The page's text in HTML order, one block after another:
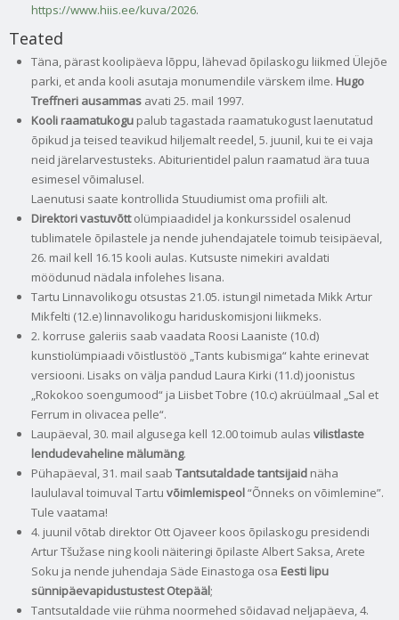
https://www.hiis.ee/kuva/2026.
Teated
Täna, pärast koolipäeva lõppu, lähevad õpilaskogu liikmed Ülejõe
parki, et anda kooli asutaja monumendile värskem ilme. Hugo
Treffneri ausammas avati 25. mail 1997.
Kooli raamatukogu palub tagastada raamatukogust laenutatud
õpikud ja teised teavikud hiljemalt reedel, 5. juunil, kui te ei vaja
neid järelarvestusteks. Abiturientidel palun raamatud ära tuua
esimesel võimalusel.
Laenutusi saate kontrollida Stuudiumist oma profiili alt.
Direktori vastuvõttolümpiaadidel ja konkurssidel osalenud
tublimatele õpilastele ja nende juhendajatele toimub teisipäeval,
26. mail kell 16.15 kooli aulas. Kutsuste nimekiri avaldati
möödunud nädala infolehes lisana.
Tartu Linnavolikogu otsustas 21.05. istungil nimetada Mikk Artur
Mikfelti (12.e) linnavolikogu hariduskomisjoni liikmeks.
2. korruse galeriis saab vaadata Roosi Laaniste (10.d)
kunstiolümpiaadi võistlustöö „Tants kubismiga“ kahte erinevat
versiooni. Lisaks on välja pandud Laura Kirki (11.d) joonistus
„Rokokoo soengumood“ ja Liisbet Tobre (10.c) akrüülmaal „Sal et
Ferrum in olivacea pelle“.
Laupäeval, 30. mail algusega kell 12.00 toimub aulas vilistlaste
lendudevaheline mälumäng.
Pühapäeval, 31. mail saab Tantsutaldade tantsijaid näha
laululaval toimuval Tartu võimlemispeol“Õnneks on võimlemine”.
Tule vaatama!
4. juunil võtab direktor Ott Ojaveer koos õpilaskogu presidendi
Artur Tšužase ning kooli näiteringi õpilaste Albert Saksa, Arete
Soku ja nende juhendaja Säde Einastoga osa Eesti lipu
sünnipäevapidustustest Otepääl;
Tantsutaldade viie rühma noormehed sõidavad neljapäeva, 4.